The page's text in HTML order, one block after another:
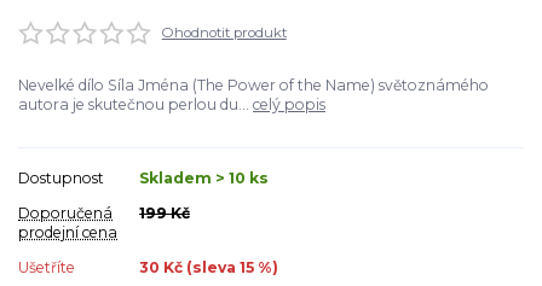
Ohodnotit produkt
Nevelké dílo Síla Jména (The Power of the Name) světoznámého
autora je skutečnou perlou du... celý popis
Dostupnost
Skladem > 10 ks
Doporučená
prodejní cena
199 Kč
Ušetříte 30 Kč (sleva 15 %)